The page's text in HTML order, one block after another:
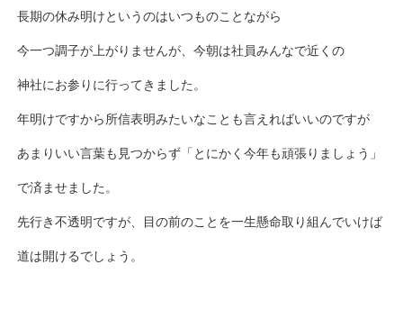
長期の休み明けというのはいつものことながら
今一つ調子が上がりませんが、今朝は社員みんなで近くの
神社にお参りに行ってきました。
年明けですから所信表明みたいなことも言えればいいのですが
あまりいい言葉も見つからず「とにかく今年も頑張りましょう」
で済ませました。
先行き不透明ですが、目の前のことを一生懸命取り組んでいけば
道は開けるでしょう。